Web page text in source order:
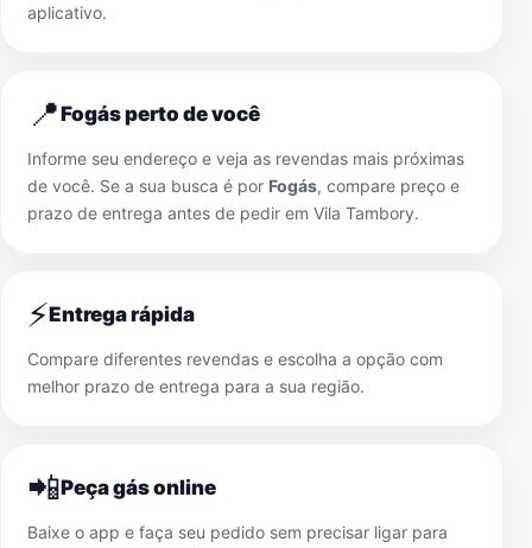
aplicativo.
📍Fogás perto de você
Informe seu endereço e veja as revendas mais próximas
de você. Se a sua busca é por Fogás, compare preço e
prazo de entrega antes de pedir em Vila Tambory.
⚡Entrega rápida
Compare diferentes revendas e escolha a opção com
melhor prazo de entrega para a sua região.
📲Peça gás online
Baixe o app e faça seu pedido sem precisar ligar para